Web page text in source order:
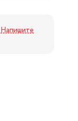
Напишите